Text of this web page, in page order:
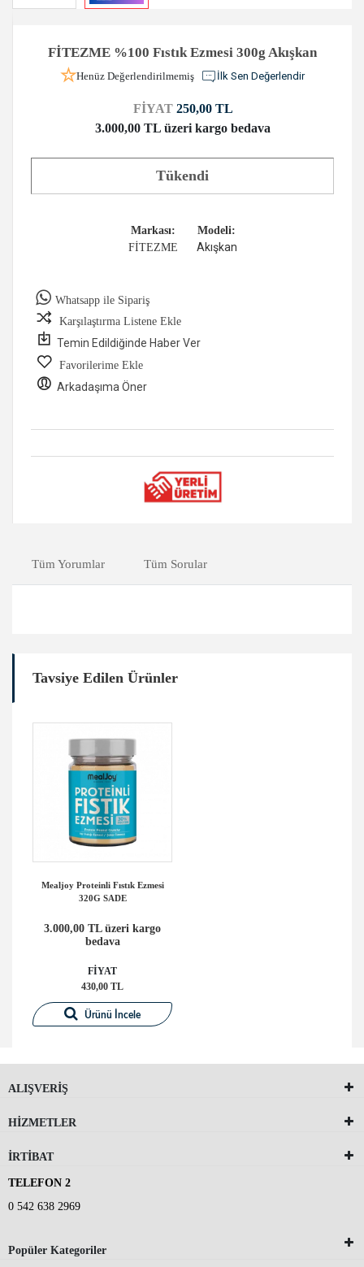
FİTEZME %100 Fıstık Ezmesi 300g Akışkan
Henüz Değerlendirilmemiş İlk Sen Değerlendir
FİYAT 250,00 TL
3.000,00 TL üzeri kargo bedava
Tükendi
Markası:
FİTEZME
Modeli:
Akışkan
Whatsapp ile Sipariş
Karşılaştırma Listene Ekle
Temin Edildiğinde Haber Ver
Favorilerime Ekle
Arkadaşıma Öner
Tüm Yorumlar Tüm Sorular
Tavsiye Edilen Ürünler
Mealjoy Proteinli Fıstık Ezmesi
320G SADE
3.000,00 TL üzeri kargo
bedava
FİYAT
430,00 TL
Ürünü İncele
ALIŞVERİŞ
HİZMETLER
İRTİBAT
TELEFON 2
0 542 638 2969
Popüler Kategoriler